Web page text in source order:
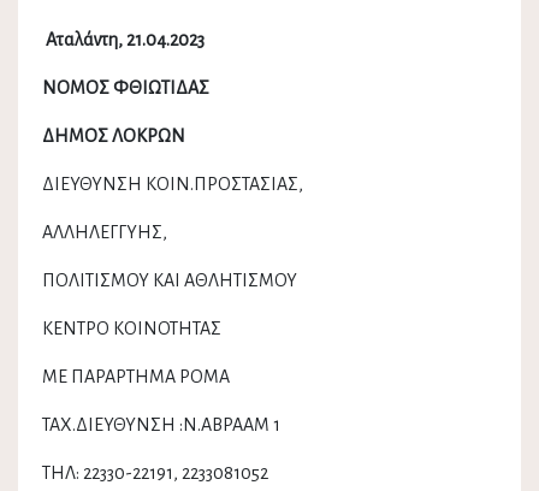
Αταλάντη, 21.04.2023
ΝΟΜΟΣ ΦΘΙΩΤΙΔΑΣ
ΔΗΜΟΣ ΛΟΚΡΩΝ
ΔΙΕΥΘΥΝΣΗ ΚΟΙΝ.ΠΡΟΣΤΑΣΙΑΣ,
ΑΛΛΗΛΕΓΓΥΗΣ,
ΠΟΛΙΤΙΣΜΟΥ ΚΑΙ ΑΘΛΗΤΙΣΜΟΥ
ΚΕΝΤΡΟ ΚΟΙΝΟΤΗΤΑΣ
ΜΕ ΠΑΡΑΡΤΗΜΑ ΡΟΜΑ
ΤΑΧ.ΔΙΕΥΘΥΝΣΗ :Ν.ΑΒΡΑΑΜ 1
ΤΗΛ: 22330-22191, 2233081052